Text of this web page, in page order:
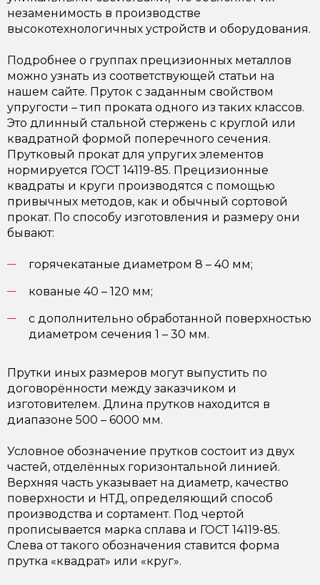
незаменимость в производстве
высокотехнологичных устройств и оборудования.
Подробнее о группах прецизионных металлов
можно узнать из соответствующей статьи на
нашем сайте. Пруток с заданным свойством
упругости – тип проката одного из таких классов.
Это длинный стальной стержень с круглой или
квадратной формой поперечного сечения.
Прутковый прокат для упругих элементов
нормируется ГОСТ 14119-85. Прецизионные
квадраты и круги производятся с помощью
привычных методов, как и обычный сортовой
прокат. По способу изготовления и размеру они
бывают:
горячекатаные диаметром 8 – 40 мм;
кованые 40 – 120 мм;
с дополнительно обработанной поверхностью
диаметром сечения 1 – 30 мм.
Прутки иных размеров могут выпустить по
договорённости между заказчиком и
изготовителем. Длина прутков находится в
диапазоне 500 – 6000 мм.
Условное обозначение прутков состоит из двух
частей, отделённых горизонтальной линией.
Верхняя часть указывает на диаметр, качество
поверхности и НТД, определяющий способ
производства и сортамент. Под чертой
прописывается марка сплава и ГОСТ 14119-85.
Слева от такого обозначения ставится форма
прутка «квадрат» или «круг».